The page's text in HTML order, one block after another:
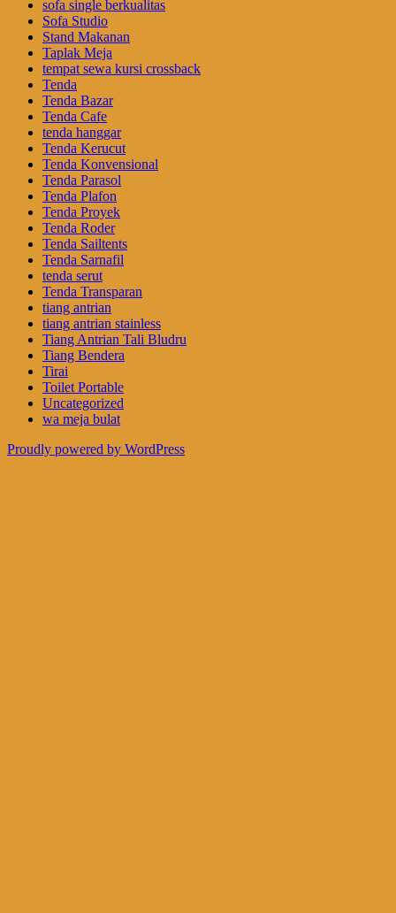
sofa single berkualitas
Sofa Studio
Stand Makanan
Taplak Meja
tempat sewa kursi crossback
Tenda
Tenda Bazar
Tenda Cafe
tenda hanggar
Tenda Kerucut
Tenda Konvensional
Tenda Parasol
Tenda Plafon
Tenda Proyek
Tenda Roder
Tenda Sailtents
Tenda Sarnafil
tenda serut
Tenda Transparan
tiang antrian
tiang antrian stainless
Tiang Antrian Tali Bludru
Tiang Bendera
Tirai
Toilet Portable
Uncategorized
wa meja bulat
Proudly powered by WordPress